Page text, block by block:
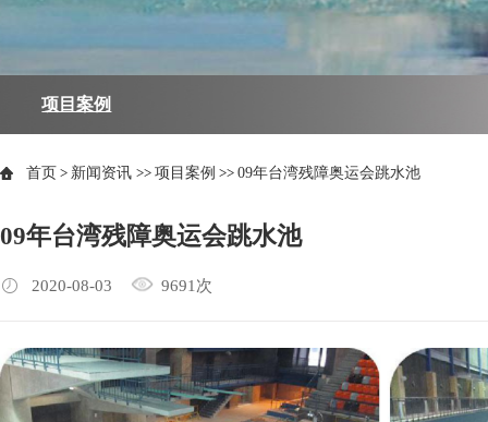
项目案例
首页 > 新闻资讯>>项目案例 >>09年台湾残障奥运会跳水池
09年台湾残障奥运会跳水池
2020-08-03 9691次